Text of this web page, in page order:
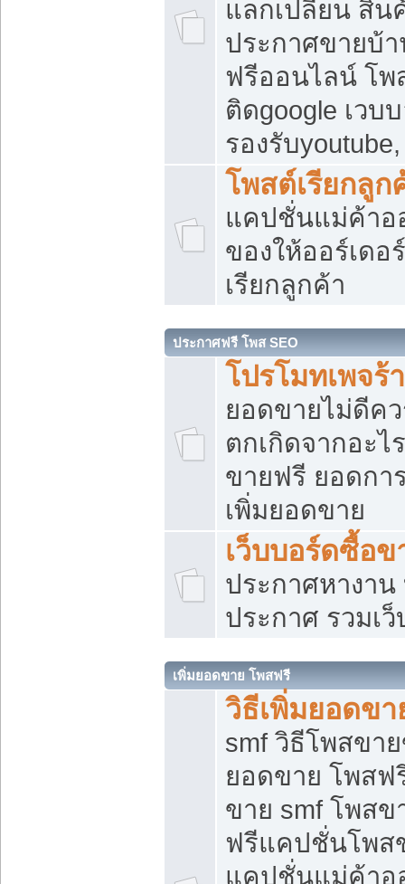
แลกเปลี่ยน สิน
ประกาศขายบ้
ฟรีออนไลน์ โพ
ติดgoogle เวบ
รองรับ
โพสต์เรียกลูก
แคปชั่นแม่ค้าอ
ของให้ออร์เดอ
เรียกลูกค้า
ประกาศฟรี โพส SEO
โปรโมทเพจร้
ยอดขายไม่ดีค
ตกเกิดจากอะไ
ขายฟรี ยอดกา
เพิ่มยอดขาย
เว็บบอร์ดซื้อข
ประกาศหางาน
ประกาศ รวมเ
เพิ่มยอดขาย โพสฟรี
วิธีเพิ่มยอดข
smf วิธีโพสขา
ยอดขาย โพสฟ
ขาย smf โพส
ฟรีแคปชั่นโพส
แคปชั่นแม่ค้า